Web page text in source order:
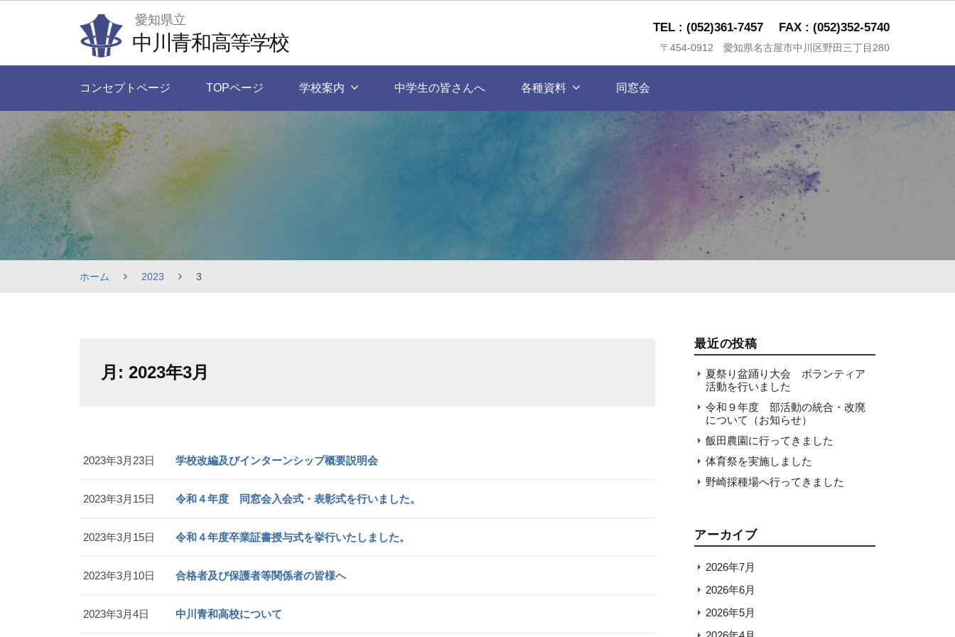
愛知県立
中川青和高等学校
TEL : (052)361-7457 FAX : (052)352-5740
〒454-0912 愛知県名古屋市中川区野田三丁目280
コンセプトページ TOPページ 学校案内 中学生の皆さんへ 各種資料 同窓会
ホーム 2023 3
月: 2023年3月
2023年3月23日 学校改編及びインターンシップ概要説明会
2023年3月15日 令和４年度 同窓会入会式・表彰式を行いました。
2023年3月15日 令和４年度卒業証書授与式を挙行いたしました。
2023年3月10日 合格者及び保護者等関係者の皆様へ
2023年3月4日 中川青和高校について
最近の投稿
夏祭り盆踊り大会 ボランティア
活動を行いました
令和９年度 部活動の統合・改廃
について（お知らせ）
飯田農園に行ってきました
体育祭を実施しました
野崎採種場へ行ってきました
アーカイブ
2026年7月
2026年6月
2026年5月